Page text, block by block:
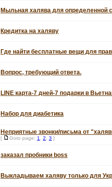
Мыльная халява для определенной
Кредитка на халяву
Где найти бесплатные вещи для
Вопрос, требующий ответа.
LINE карта-7 дней-7 подарки в
Набор для диабетика
Неприятные звонки/письма от
[ Goto page: 1 2 3 ]
заказал пробники boss
Выкладываем халяву только для